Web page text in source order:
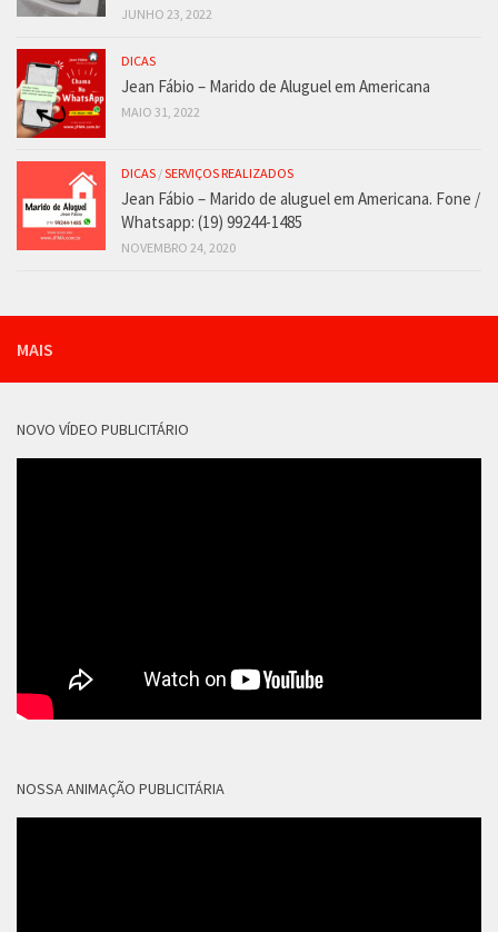
JUNHO 23, 2022
DICAS
Jean Fábio – Marido de Aluguel em Americana
MAIO 31, 2022
DICAS /SERVIÇOS REALIZADOS
Jean Fábio – Marido de aluguel em Americana. Fone /
Whatsapp: (19) 99244-1485
NOVEMBRO 24, 2020
MAIS
NOVO VÍDEO PUBLICITÁRIO
NOSSA ANIMAÇÃO PUBLICITÁRIA